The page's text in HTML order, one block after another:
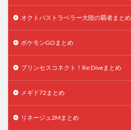
オクトパストラベラー大陸の覇者まとめ
ポケモンGOまとめ
プリンセスコネクト！Re:Diveまとめ
メギド72まとめ
リネージュ2Mまとめ